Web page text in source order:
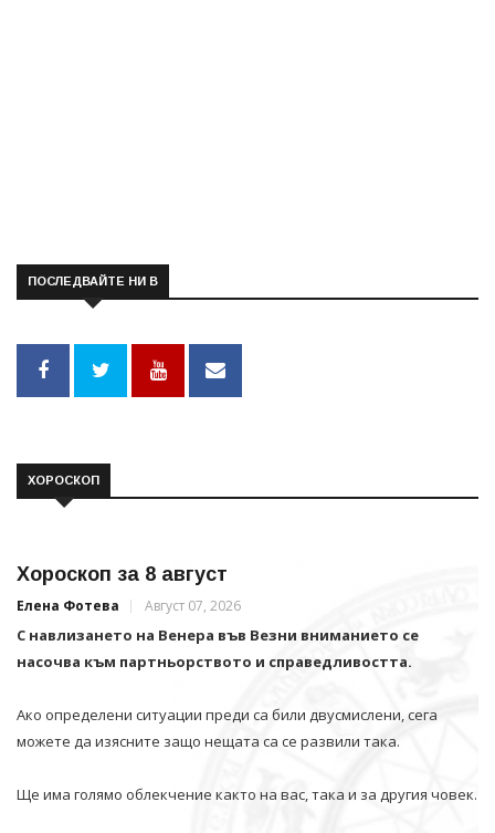
ПОСЛЕДВАЙТЕ НИ В
ХОРОСКОП
Хороскоп за 8 август
Елена Фотева Август 07, 2026
С навлизането на Венера във Везни вниманието се
насочва към партньорството и справедливостта.
Ако определени ситуации преди са били двусмислени, сега
можете да изясните защо нещата са се развили така.
Ще има голямо облекчение както на вас, така и за другия човек.